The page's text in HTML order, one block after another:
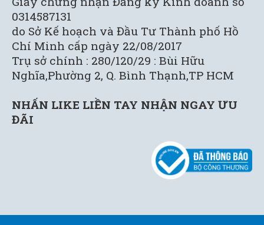
0314587131
do Sở Kế hoạch và Đầu Tư Thành phố Hồ
Chí Minh cấp ngày 22/08/2017
Trụ sở chính : 280/120/29 : Bùi Hữu
Nghĩa,Phường 2, Q. Bình Thạnh,TP HCM
NHẤN LIKE LIỀN TAY NHẬN NGAY ƯU
ĐÃI